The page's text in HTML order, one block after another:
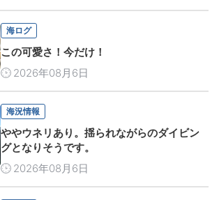
海ログ
この可愛さ！今だけ！
2026年08月6日
海況情報
ややウネリあり。揺られながらのダイビン
グとなりそうです。
2026年08月6日